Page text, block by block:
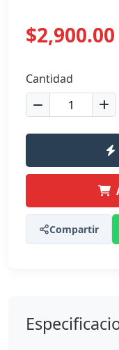
$2,900.00
Cantidad
Compartir